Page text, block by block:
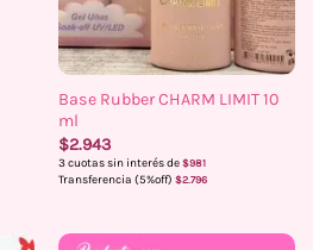
Base Rubber CHARM LIMIT 10
ml
$2.943
3 cuotas sin interés de $981
Transferencia (5%off) $2.796